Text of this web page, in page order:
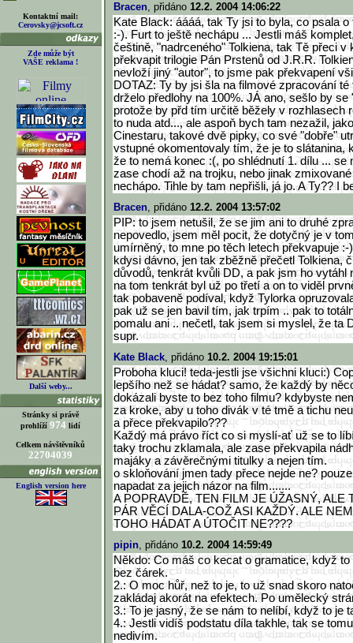
Kontaktní mail:
Cerovsky@jcsoft.cz
Zde může být
VAŠE reklama !
Další weby...
Stránky si právě
prohlíží 974 lidí
Celkem návštěvníků
22704039
English version here
Bracen, přidáno 12.2. 2004 14:06:22
Kate Black: áááá, tak Ty jsi to byla, co psala
:-). Furt to ještě nechápu ... Jestli máš
češtině, "nadrceného" Tolkiena, tak Tě přeci v
překvapit trilogie Pán Prstenů od J.R.R.
nevloží jiný "autor", to jsme pak překvapení
DOTAZ: Ty by jsi šla na filmové zpracování
drželo předlohy na 100%. JÁ ano, sešlo by
protože by přd tím určitě běžely v rozhlasech
to nuda atd..., ale aspoň bych tam nezažil,
Cinestaru, takové dvě pipky, co své "dobře"
vstupné okomentovaly tím, že je to slátanina,
že to nemá konec :(, po shlédnutí 1. dílu ... se
zase chodí až na trojku, nebo jinak
nechápo. Tihle by tam nepřišli, já jo. A Ty?? I
Bracen, přidáno 12.2. 2004 13:57:02
PIP: to jsem netušil, že se jim ani to druhé
nepovedlo, jsem měl pocit, že dotyčný je v
umírněný, to mne po těch letech překvapuje
kdysi dávno, jen tak zběžně přečetl Tolkiena,
důvodů, tenkrát kvůli DD, a pak jsm ho vytáhl
na tom tenkrát byl už po třetí a on to viděl
tak pobaveně podíval, když Tylorka
pak už se jen bavil tím, jak trpím .. pak to
pomalu ani .. nečetl, tak jsem si myslel, že ta
supr.
Kate Black, přidáno 10.2. 2004 19:15:01
Proboha kluci! teda-jestli jse všichni kluci:)
lepšího než se hádat? samo, že každý by
dokázali byste to bez toho filmu? kdybyste
za kroke, aby u toho divák v té tmě a tichu
a přece překvapilo???
Každý má právo říct co si myslí-ať už se to
taky trochu zklamala, ale zase překvapila
majáky a závěrečnými titulky a nejen tím.
o skloňování jmen tady přece nejde ne?
napadat za jejich názor na film.......
A POPRAVDĚ, TEN FILM JE ÚŽASNÝ, ALE
PÁR VĚCÍ DALA-COŽ ASI KAŽDÝ. ALE
TOHO HÁDAT A ÚTOČIT NE????
pipin, přidáno 10.2. 2004 14:59:49
Někdo: Co máš co kecat o gramatice, když
bez čárek.
2.: O moc hůř, než to je, to už snad skoro
zakládaj akorát na efektech. Po umělecký
3.: To je jasný, že se nám to nelíbí, když to je
4.: Jestli vidíš podstatu díla takhle, tak se
nedivím.